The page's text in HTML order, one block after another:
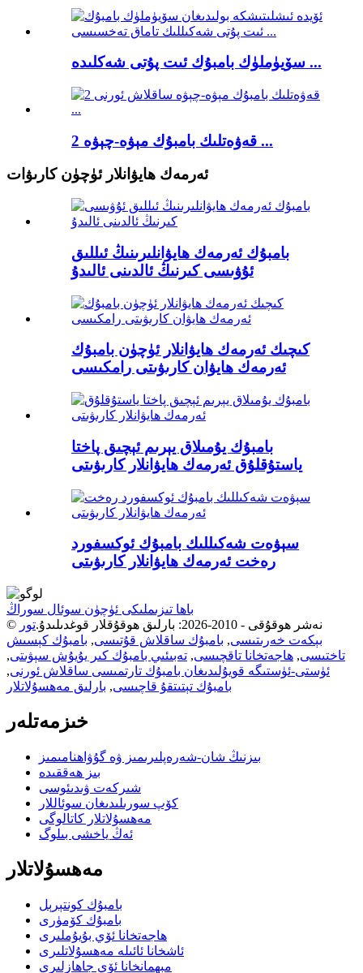
سۆيۈملۈك بامبۇك ئىت پۇتى شەكلىدە ...
2 قەۋەتلىك بامبۇك مېۋە-چېۋە ...
ئەرمەك ھايۋانلار ئۈچۈن كارىۋات
بامبۇك ئەرمەك ھايۋانلىرىنىڭ ئىللىق
ئۇۋىسى كىرنىڭ ئالدىنى ئالىدۇ
كىچىك ئەرمەك ھايۋانلار ئۈچۈن بامبۇك
ئەرمەك ھايۋان كارىۋىتى رامكىسى
بامبۇك يۇمىلاق يېرىم ئېچىق پاختا
ياستۇقلۇق ئەرمەك ھايۋانلار كارىۋىتى
سېۋەت شەكىللىك بامبۇك ئوكسفورد
رەخت ئەرمەك ھايۋانلار كارىۋىتى
باھا تىزىملىكى ئۈچۈن سوئال سوراڭ
© نەشر ھوقۇقى - 2010-2026: بارلىق ھوقۇقلار قوغدىلىدۇ.
تور
بېكەت خەرىتىسى, بامبۇك ساقلاش قۇتىسى, بامبۇك كېسىش
تاختىسى, ھاجەتخانا تاقچىسى, تەبىئىي بامبۇك كىر يۇيۇش سېۋىتى,
ئۈستى-ئۈستىگە قويۇلىدىغان بامبۇك تارتمىسى ساقلاش ئورنى,
بامبۇك تېتىتقۇ قاچىسى, بارلىق مەھسۇلاتلار
خىزمەتلەر
بىزنىڭ شان-شەرەپلىرىمىز ۋە گۇۋاھنامىمىز
بىز ھەققىدە
شىركەت ۋىدىئوسى
كۆپ سورىلىدىغان سوئاللار
مەھسۇلاتلار كاتالوگى
ئەڭ ياخشى بىلوگ
مەھسۇلاتلار
بامبۇك كونتېرېل
بامبۇك كۆمۈرى
ھاجەتخانا ئۆي بۇيۇملىرى
ئاشخانا ئائىلە مەھسۇلاتلىرى
مېھمانخانا ئۆي جاھازلىرى